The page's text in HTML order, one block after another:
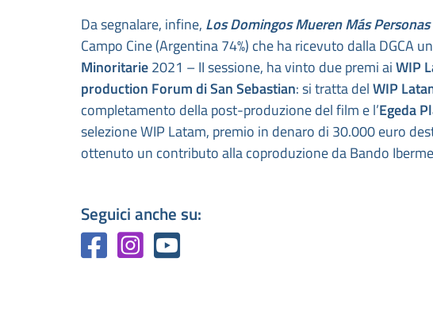
Da segnalare, infine, Los Domingos Mueren Más Personas
Campo Cine (Argentina 74%) che ha ricevuto dalla DGCA
Minoritarie2021 – II sessione, ha vinto due premi aiWIP
production Forum di San Sebastian: si tratta delWIP
completamento della post-produzione del film e l’Egeda
selezione WIP Latam, premio in denaro di 30.000 euro
ottenuto un contributo alla coproduzione da Bando
Seguici anche su: